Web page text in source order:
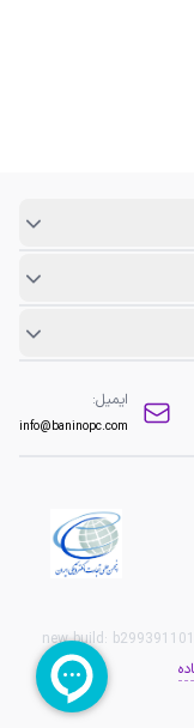
ایمیل:
info@baninopc.com
new build: b299391101